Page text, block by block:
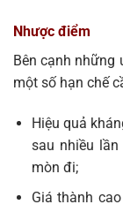
Nhược điểm
Bên cạnh những
một số hạn chế
Hiệu quả
sau nhiều
mòn đi;
Giá thành